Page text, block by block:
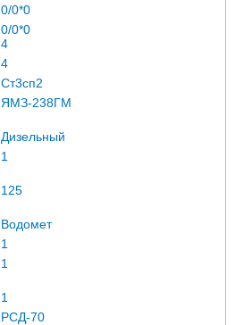
0/0*0
0/0*0
4
4
Ст3сп2
ЯМЗ-238ГМ
Дизельный
1
125
Водомет
1
1
1
РСД-70